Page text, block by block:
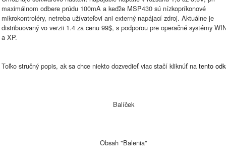
maximálnom odbere prúdu 100mA a keďže MSP430 sú nízkopríkonové
mikrokontroléry, netreba užívateľovi ani externý napájací zdroj. Aktuálne je
distribuovaný vo verzii 1.4 za cenu 99$, s podporou pre operačné systémy
a XP.
Toľko stručný popis, ak sa chce niekto dozvedieť viac stačí kliknúť na tento
Balíček
Obsah "Balenia"